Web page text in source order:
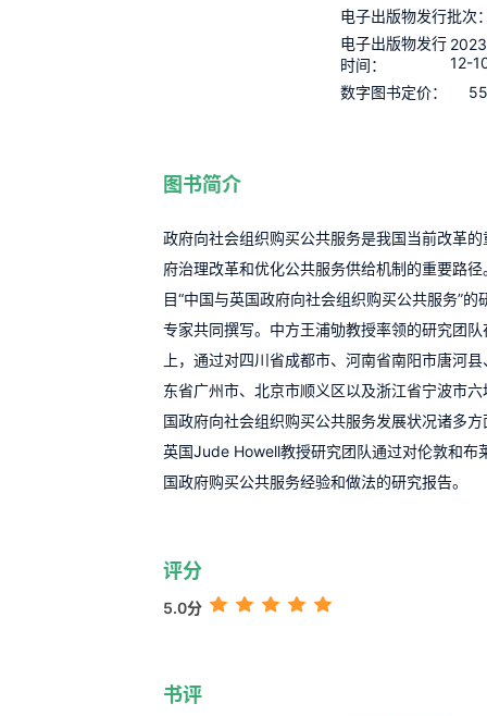
电子出版物发行批次
电子出版物发行
时间：
12-
数字图书定价：
图书简介
政府向社会组织购买公共服务是我国当前改革
府治理改革和优化公共服务供给机制的重要路
目“中国与英国政府向社会组织购买公共服务”
专家共同撰写。中方王浦劬教授率领的研究团
上，通过对四川省成都市、河南省南阳市唐河
东省广州市、北京市顺义区以及浙江省宁波市
国政府向社会组织购买公共服务发展状况诸多
英国Jude Howell教授研究团队通过对伦敦和布
国政府购买公共服务经验和做法的研究报告。
评分
5.0分
书评